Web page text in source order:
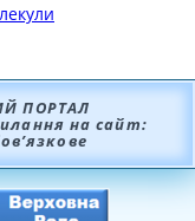
ПОРТАЛ
на сайт: